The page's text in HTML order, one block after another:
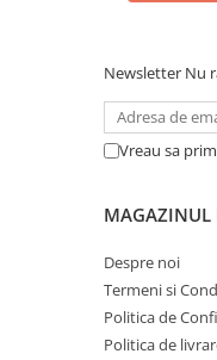
Suplimente pentru
Antioxidanti
Promo Ianuarie-
Newsletter Nu
Vreau sa
MAGAZINUL
Despre noi
Termeni si
Politica de
Politica de